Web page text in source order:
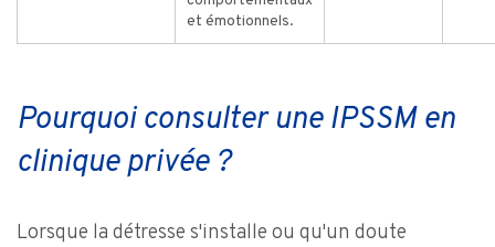
et émotionnels.
Pourquoi consulter une IPSSM en
clinique privée ?
Lorsque la détresse s'installe ou qu'un doute